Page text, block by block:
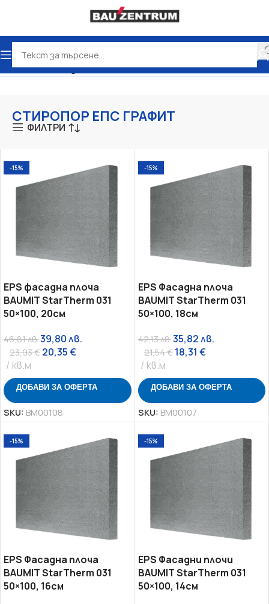
Начало Топлоизолация СТИРОПОР ЕПС ГРАФИТ
СТИРОПОР ЕПС ГРАФИТ
ФИЛТРИ
-15%
EPS фасадна плоча
BAUMIT StarTherm 031
50×100, 20см
46,81лв.39,80лв.
23,93€ 20,35€
кв.м
ДОБАВИ ЗА ОФЕРТА
SKU: BM00108
-15%
EPS Фасадна плоча
BAUMIT StarTherm 031
50×100, 18см
42,13лв.35,82лв.
21,54€ 18,31 €
кв.м
ДОБАВИ ЗА ОФЕРТА
SKU: BM00107
-15%
EPS Фасадна плоча
BAUMIT StarTherm 031
50×100, 16см
-15%
EPS Фасадни плочи
BAUMIT StarTherm 031
50×100, 14см